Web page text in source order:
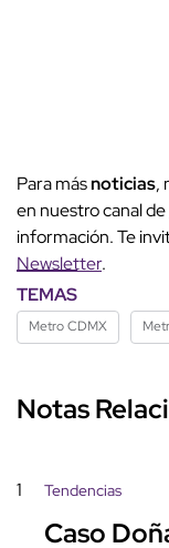
Para másnoticias,
en nuestro canal de
información. Te
Newsletter.
TEMAS
Metro CDMX
Notas
1 Tendencias
Caso